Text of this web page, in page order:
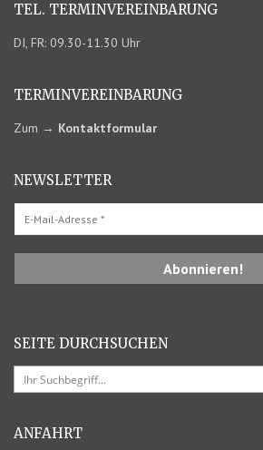
TEL. TERMIN­VEREINBARUNG
DI, FR: 09.30-11.30 Uhr
TERMIN­VEREINBARUNG
Zum → Kontaktformular
NEWSLETTER
SEITE DURCHSUCHEN
ANFAHRT